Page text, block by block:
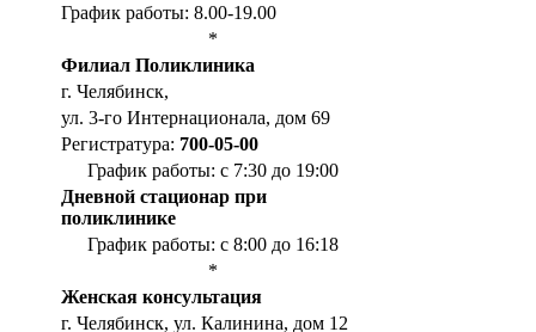
График работы: 8.00-19.00
*
Филиал Поликлиника
г. Челябинск,
ул. 3-го Интернационала, дом 69
Регистратура: 700-05-00
График работы: с 7:30 до 19:00
Дневной стационар при
поликлинике
График работы: с 8:00 до 16:18
*
Женская консультация
г. Челябинск, ул. Калинина, дом 12